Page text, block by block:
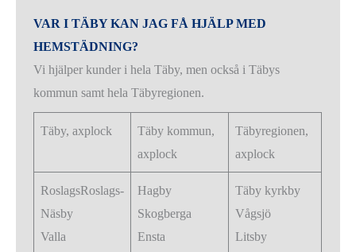
VAR I TÄBY KAN JAG FÅ HJÄLP MED
HEMSTÄDNING?
Vi hjälper kunder i hela Täby, men också i Täbys
kommun samt hela Täbyregionen.
Täby, axplock
Täby kommun,
axplock
Täbyregionen,
axplock
RoslagsRoslags-
Näsby
Valla
Hagby
Skogberga
Ensta
Täby kyrkby
Vågsjö
Litsby